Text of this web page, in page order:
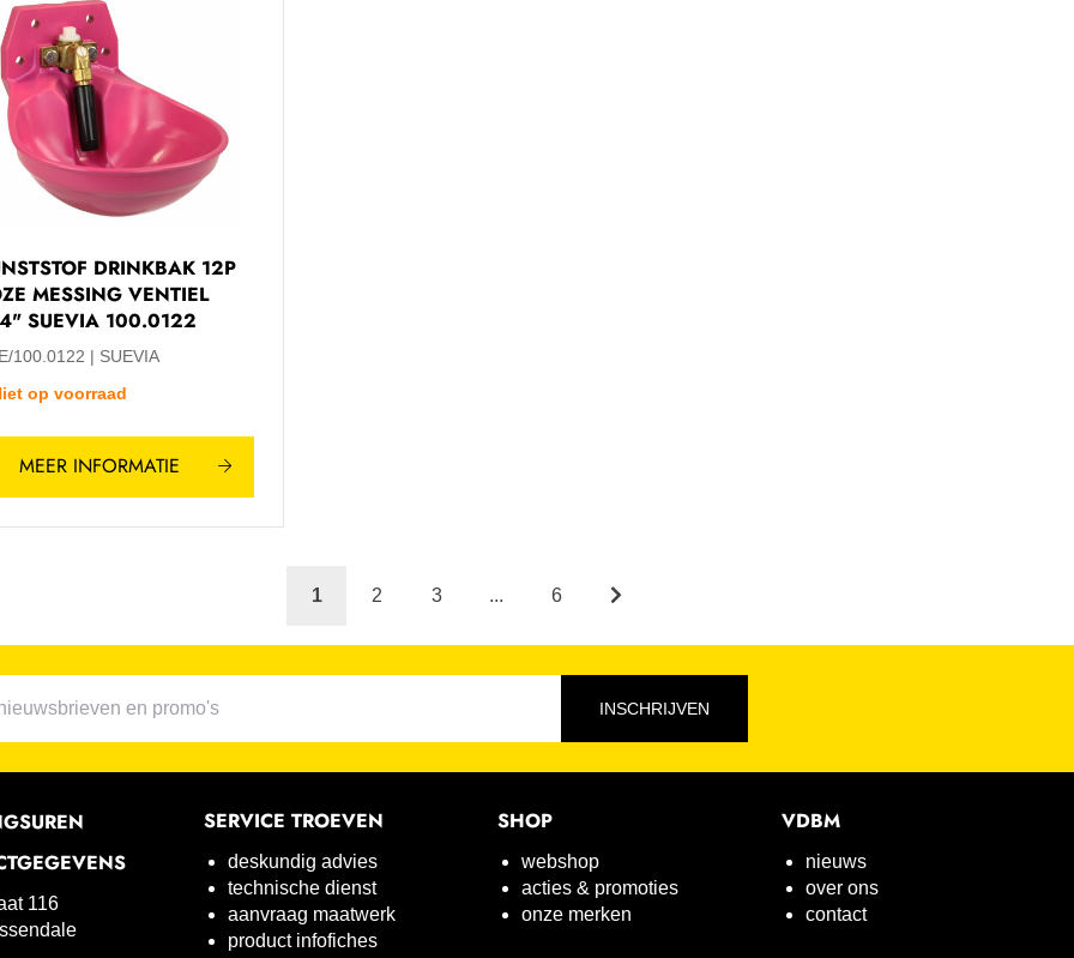
DRINKBAK 12P
MESSING VENTIEL
SUEVIA 100.0122
100.0122
SUEVIA
op voorraad
MEER INFORMATIE
1 2 3 ... 6
INSCHRIJVEN
116
SERVICE TROEVEN
deskundig advies
technische dienst
aanvraag maatwerk
product infofiches
SHOP
webshop
acties & promoties
onze merken
VDBM
nieuws
over ons
contact